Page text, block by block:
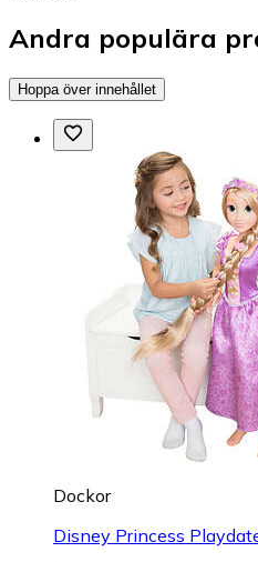
Andra populära
Hoppa över innehållet
Dockor
Disney Princess